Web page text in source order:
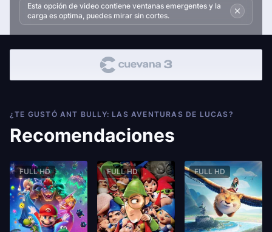
Esta opción de video contiene ventanas emergentes y la
carga es optima, puedes mirar sin cortes.
¿TE GUSTÓ ANT BULLY: LAS AVENTURAS DE LUCAS?
Recomendaciones
FULL HD FULL HD FULL HD